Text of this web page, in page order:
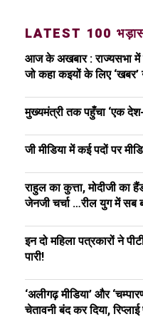
LATEST 100
आज के अखबार : राज्यसभा में
जो कहा कइयों के लिए ‘खबर’
मुख्यमंत्री तक पहुँचा ‘एक देश-
जी मीडिया में कई पदों पर
राहुल का कुत्ता, मोदीजी का
जेनजी चर्चा …रील युग में सब
इन दो महिला पत्रकारों ने
पारी!
‘अलीगढ़ मीडिया’ और
चेतावनी बंद कर दिया,